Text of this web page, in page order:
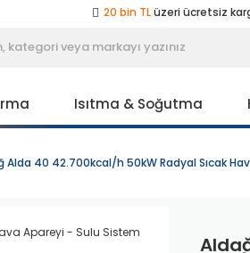
20 bin TLüzeri ücretsiz
Peşin fiyatına3 taksit
20 bin TLüzeri ücretsiz
40 bin TLüzeri özel teklif!
Isıtma & Soğutma
Alda 40 42.700kcal/h 50kW Radyal Sıcak